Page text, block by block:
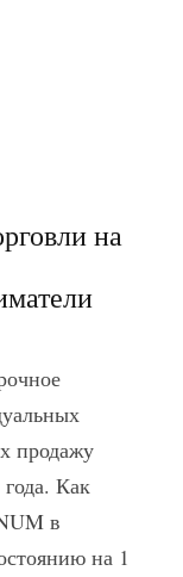
на
продажу
Как
в
на 1